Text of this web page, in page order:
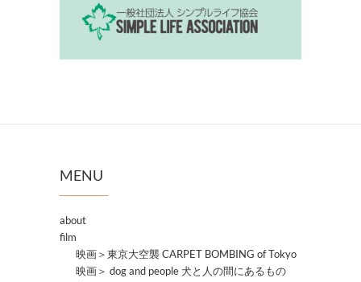
MENU
about
film
映画＞東京大空襲 CARPET BOMBING of Tokyo
映画＞ dog and people 犬と人の間にあるもの